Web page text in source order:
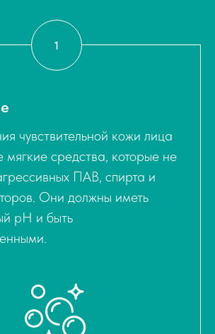
чувствительной кожи лица
мягкие средства, которые не
ПАВ, спирта и
Они должны иметь
pH и быть